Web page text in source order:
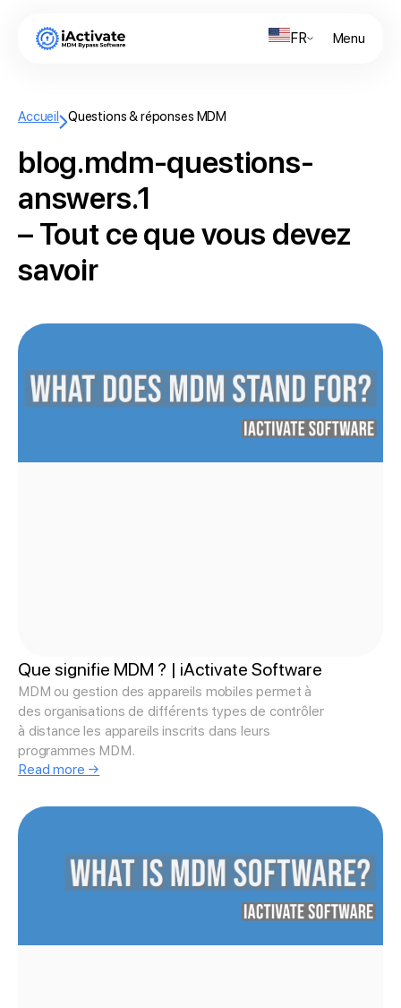
FR Menu
Accueil Questions & réponses MDM
blog.mdm-questions-
answers.1
– Tout ce que vous devez
savoir
Que signifie MDM ? | iActivate Software
MDM ou gestion des appareils mobiles permet à
des organisations de différents types de contrôler
à distance les appareils inscrits dans leurs
programmes MDM.
Read more →